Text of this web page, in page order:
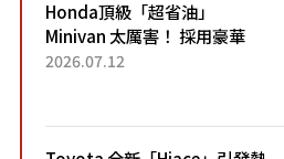
Honda頂級「超省油」
Minivan 太厲害！ 採用豪華
「真皮座椅」與專屬「黑色內
「三...
2026.07.12